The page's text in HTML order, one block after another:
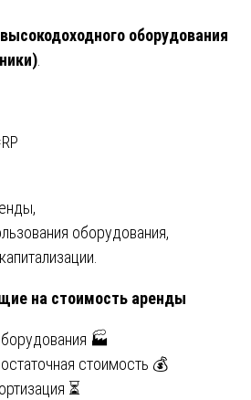
высокодоходного оборудования
.
оборудования,
на стоимость аренды
🏭
стоимость 💰
⏳